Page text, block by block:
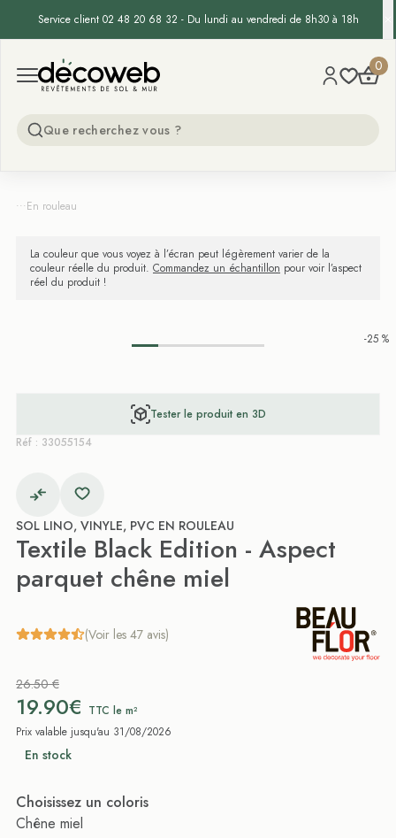
Service client 02 48 20 68 32 - Du lundi au vendredi de 8h30 à 18h
Open menu
Decoweb 0
...En rouleau
La couleur que vous voyez à l’écran peut légèrement varier de la
couleur réelle du produit. Commandez un échantillon pour voir l’aspect
réel du produit !
-25 %
Tester le produit en 3D
Réf : 33055154
SOL LINO, VINYLE, PVC EN ROULEAU
Textile Black Edition - Aspect
parquet chêne miel
(Voir les 47 avis)
26.50 €
19.90€ TTC le m²
Prix valable jusqu'au 31/08/2026
En stock
Choisissez un coloris
Chêne miel